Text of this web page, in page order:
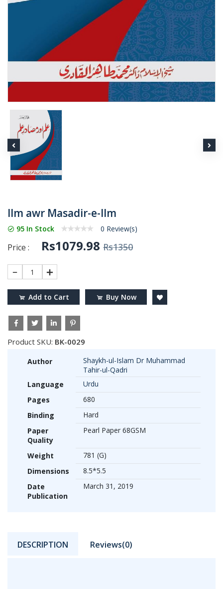
Ilm awr Masadir-e-Ilm
95 In Stock 0 Review(s)
Price : Rs1079.98 Rs1350
1
Add to Cart Buy Now
Product SKU: BK-0029
Author
Shaykh-ul-Islam Dr Muhammad
Tahir-ul-Qadri
Language
Urdu
Pages
680
Binding
Hard
Paper
Quality
Pearl Paper 68GSM
Weight
781 (G)
Dimensions
8.5*5.5
Date
Publication
March 31, 2019
DESCRIPTION Reviews(0)